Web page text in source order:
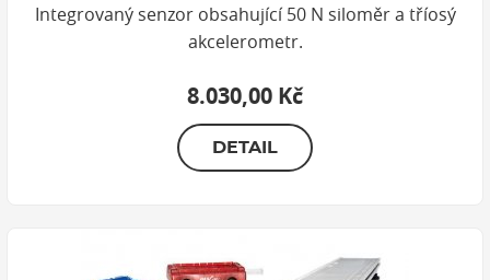
Integrovaný senzor obsahující 50 N siloměr a tříosý
akcelerometr.
8.030,00 Kč
DETAIL